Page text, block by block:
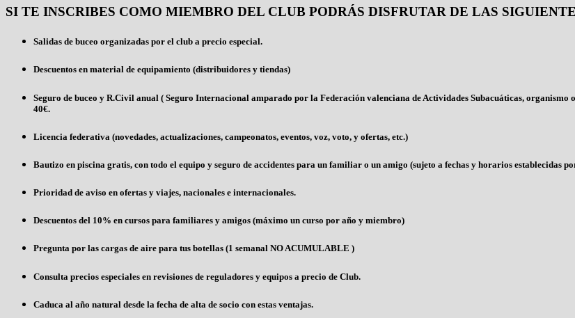
SI TE INSCRIBES COMO MIEMBRO DEL CLUB PODRÁS DISFRUTAR DE LAS
Salidas de buceo organizadas por el club a precio especial.
Descuentos en material de equipamiento (distribuidores y tiendas)
Seguro de buceo y R.Civil anual ( Seguro Internacional amparado por la Federación valenciana de Actividades Subacuáticas,
40€.
Licencia federativa (novedades, actualizaciones, campeonatos, eventos, voz, voto, y ofertas, etc.)
Bautizo en piscina gratis, con todo el equipo y seguro de accidentes para un familiar o un amigo (sujeto a fechas y horarios establecidas
Prioridad de aviso en ofertas y viajes, nacionales e internacionales.
Descuentos del 10% en cursos para familiares y amigos (máximo un curso por año y miembro)
Pregunta por las cargas de aire para tus botellas (1 semanal NO ACUMULABLE )
Consulta precios especiales en revisiones de reguladores y equipos a precio de Club.
Caduca al año natural desde la fecha de alta de socio con estas ventajas.